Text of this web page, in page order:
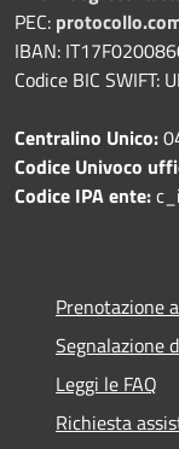
PEC:
IBAN:
Codice BIC SWIFT:
Centralino Unico:
Codice Univoco
Codice IPA ente:
Prenotazione
Segnalazione
Leggi le FAQ
Richiesta